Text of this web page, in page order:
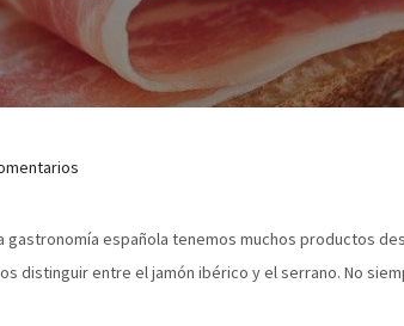
española tenemos muchos productos
distinguir entre el jamón ibérico y el serrano. No